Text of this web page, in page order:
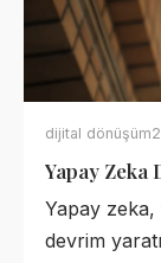
dijital dönüşüm
Yapay Zeka
Yapay
devrim